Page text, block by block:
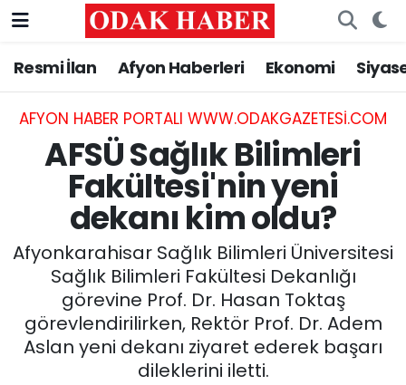
Resmi İlan Afyon Haberleri Ekonomi
AFYON HABER PORTALI WWW.ODAKGAZETESI.COM
AFSÜ Sağlık Bilimleri
Fakültesi'nin yeni
dekanı kim oldu?
Afyonkarahisar Sağlık Bilimleri Üniversitesi
Sağlık Bilimleri Fakültesi Dekanlığı
görevine Prof. Dr. Hasan Toktaş
görevlendirilirken, Rektör Prof. Dr. Adem
Aslan yeni dekanı ziyaret ederek başarı
dileklerini iletti.
AFYONKARAHİSAR HABERLERİ
Resmi İlan
ASAYİŞ
GÜNCEL
SİYASET
EĞİTİM
MAGAZİN
Nöbetçi Eczaneler
Hava Durumu
Trafik Durumu
Süper Lig Puan Durumu ve Fikstür
Tüm Manşetler
Son Dakika Haberleri
Haber Arşivi